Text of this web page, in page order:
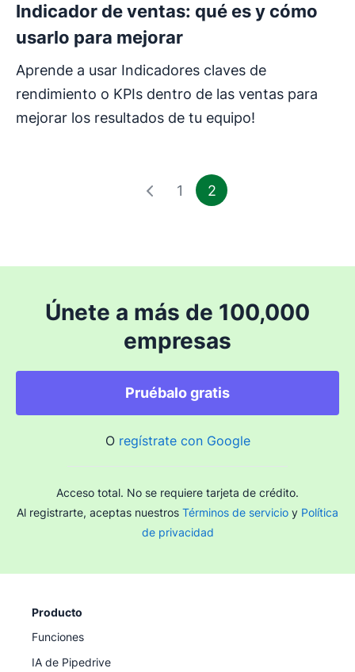
Indicador de ventas: qué es y cómo
usarlo para mejorar
Aprende a usar Indicadores claves de
rendimiento o KPIs dentro de las ventas para
mejorar los resultados de tu equipo!
1 2
Únete a más de 100,000
empresas
Pruébalo gratis
O regístrate con Google
Acceso total. No se requiere tarjeta de crédito.
Al registrarte, aceptas nuestros Términos de servicio y Política
de privacidad
Producto
Funciones
IA de Pipedrive